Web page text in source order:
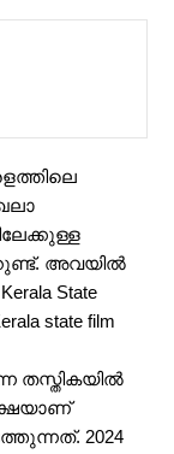
അവയിൽ
State
state film
തസ്തികയിൽ
2024